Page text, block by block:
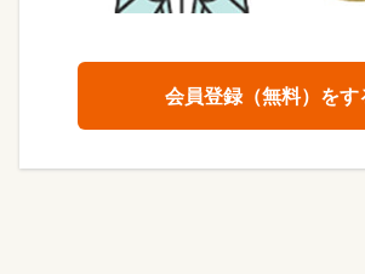
会員登録（無料）をす